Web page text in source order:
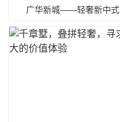
广华新城——轻奢新中式